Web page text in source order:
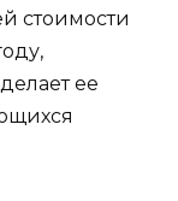
стоимости
ее